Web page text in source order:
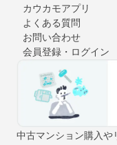
カウカモアプリ
よくある質問
お問い合わせ
会員登録・ログイン
中古マンション購入や